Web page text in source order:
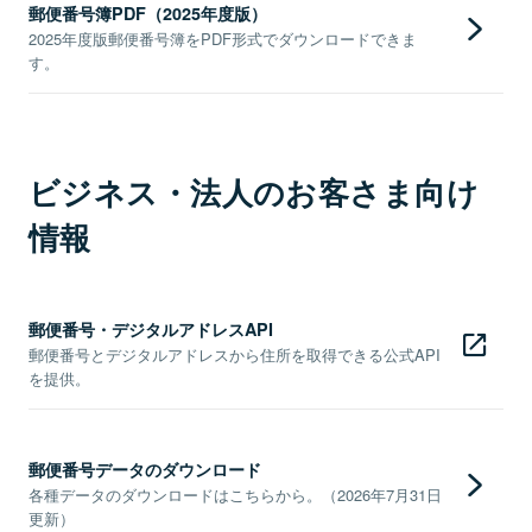
郵便番号簿PDF（2025年度版）
2025年度版郵便番号簿をPDF形式でダウンロードできま
す。
ビジネス・法人のお客さま向け
情報
郵便番号・デジタルアドレスAPI
郵便番号とデジタルアドレスから住所を取得できる公式API
を提供。
郵便番号データのダウンロード
各種データのダウンロードはこちらから。（2026年7月31日
更新）